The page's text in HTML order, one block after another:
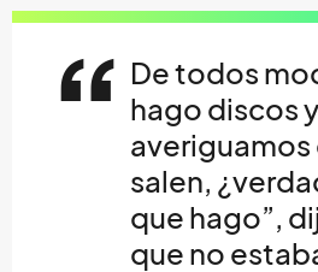
De todos
hago discos
salen,
que hago”,
que no